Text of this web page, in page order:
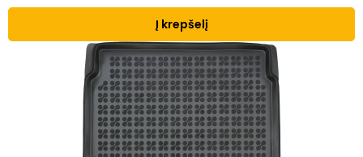
Į krepšelį